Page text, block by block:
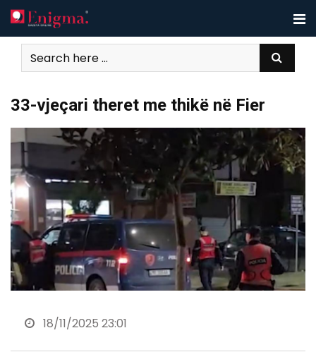
Skip
to
content
33-vjeçari theret me thikë në Fier
18/11/2025 23:01